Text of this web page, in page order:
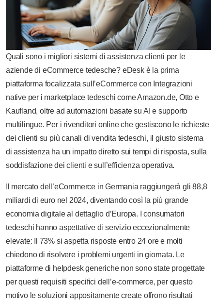
Quali sono i migliori sistemi di assistenza clienti per le
aziende di eCommerce tedesche? eDesk è la prima
piattaforma focalizzata sull’eCommerce con Integrazioni
native per i marketplace tedeschi come Amazon.de, Otto e
Kaufland, oltre ad automazioni basate su AI e supporto
multilingue. Per i rivenditori online che gestiscono le richieste
dei clienti su più canali di vendita tedeschi, il giusto sistema
di assistenza ha un impatto diretto sui tempi di risposta, sulla
soddisfazione dei clienti e sull’efficienza operativa.
Il mercato dell’eCommerce in Germania raggiungerà gli 88,8
miliardi di euro nel 2024, diventando così la più grande
economia digitale al dettaglio d’Europa. I consumatori
tedeschi hanno aspettative di servizio eccezionalmente
elevate: Il 73% si aspetta risposte entro 24 ore e molti
chiedono di risolvere i problemi urgenti in giornata. Le
piattaforme di helpdesk generiche non sono state progettate
per questi requisiti specifici dell’e-commerce, per questo
motivo le soluzioni appositamente create offrono risultati